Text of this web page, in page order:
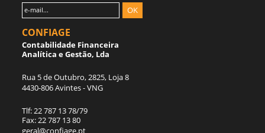
OK
CONFIAGE
Contabilidade Financeira
Analítica e Gestão, Lda
Rua 5 de Outubro, 2825, Loja 8
4430-806 Avintes - VNG
Tlf: 22 787 13 78/79
Fax: 22 787 13 80
geral@confiage.pt